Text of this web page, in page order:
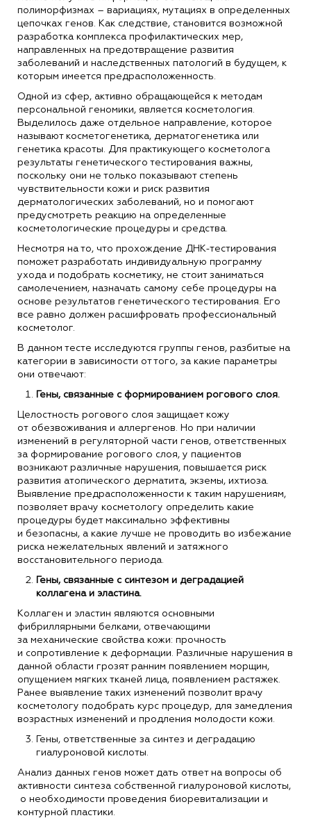
полиморфизмах – вариациях, мутациях в определенных
цепочках генов. Как следствие, становится возможной
разработка комплекса профилактических мер,
направленных на предотвращение развития
заболеваний и наследственных патологий в будущем, к
которым имеется предрасположенность.
Одной из сфер, активно обращающейся к методам
персональной геномики, является косметология.
Выделилось даже отдельное направление, которое
называют косметогенетика, дерматогенетика или
генетика красоты. Для практикующего косметолога
результаты генетического тестирования важны,
поскольку они не только показывают степень
чувствительности кожи и риск развития
дерматологических заболеваний, но и помогают
предусмотреть реакцию на определенные
косметологические процедуры и средства.
Несмотря на то, что прохождение ДНК-тестирования
поможет разработать индивидуальную программу
ухода и подобрать косметику, не стоит заниматься
самолечением, назначать самому себе процедуры на
основе результатов генетического тестирования. Его
все равно должен расшифровать профессиональный
косметолог.
В данном тесте исследуются группы генов, разбитые на
категории в зависимости от того, за какие параметры
они отвечают:
Гены, связанные с формированием рогового слоя.
Целостность рогового слоя защищает кожу
от обезвоживания и аллергенов. Но при наличии
изменений в регуляторной части генов, ответственных
за формирование рогового слоя, у пациентов
возникают различные нарушения, повышается риск
развития атопического дерматита, экземы, ихтиоза.
Выявление предрасположенности к таким нарушениям,
позволяет врачу косметологу определить какие
процедуры будет максимально эффективны
и безопасны, а какие лучше не проводить во избежание
риска нежелательных явлений и затяжного
восстановительного периода.
Гены, связанные с синтезом и деградацией
коллагена и эластина.
Коллаген и эластин являются основными
фибриллярными белками, отвечающими
за механические свойства кожи: прочность
и сопротивление к деформации. Различные нарушения в
данной области грозят ранним появлением морщин,
опущением мягких тканей лица, появлением растяжек.
Ранее выявление таких изменений позволит врачу
косметологу подобрать курс процедур, для замедления
возрастных изменений и продления молодости кожи.
Гены, ответственные за синтез и деградацию
гиалуроновой кислоты.
Анализ данных генов может дать ответ на вопросы об
активности синтеза собственной гиалуроновой кислоты,
о необходимости проведения биоревитализации и
контурной пластики.